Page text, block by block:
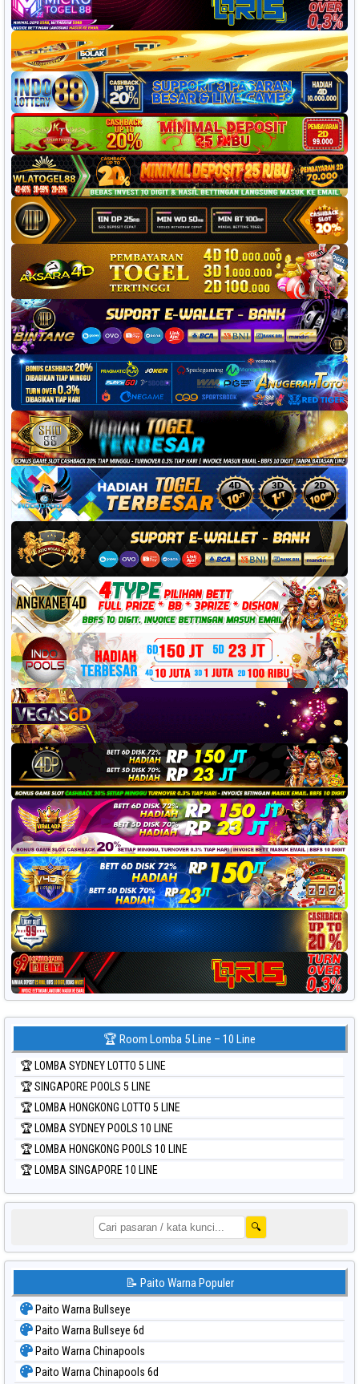
🏆 Room Lomba 5 Line – 10 Line
🏆 LOMBA SYDNEY LOTTO 5 LINE
🏆 SINGAPORE POOLS 5 LINE
🏆 LOMBA HONGKONG LOTTO 5 LINE
🏆 LOMBA SYDNEY POOLS 10 LINE
🏆 LOMBA HONGKONG POOLS 10 LINE
🏆 LOMBA SINGAPORE 10 LINE
🔍
📝 Paito Warna Populer
Paito Warna Bullseye
Paito Warna Bullseye 6d
Paito Warna Chinapools
Paito Warna Chinapools 6d